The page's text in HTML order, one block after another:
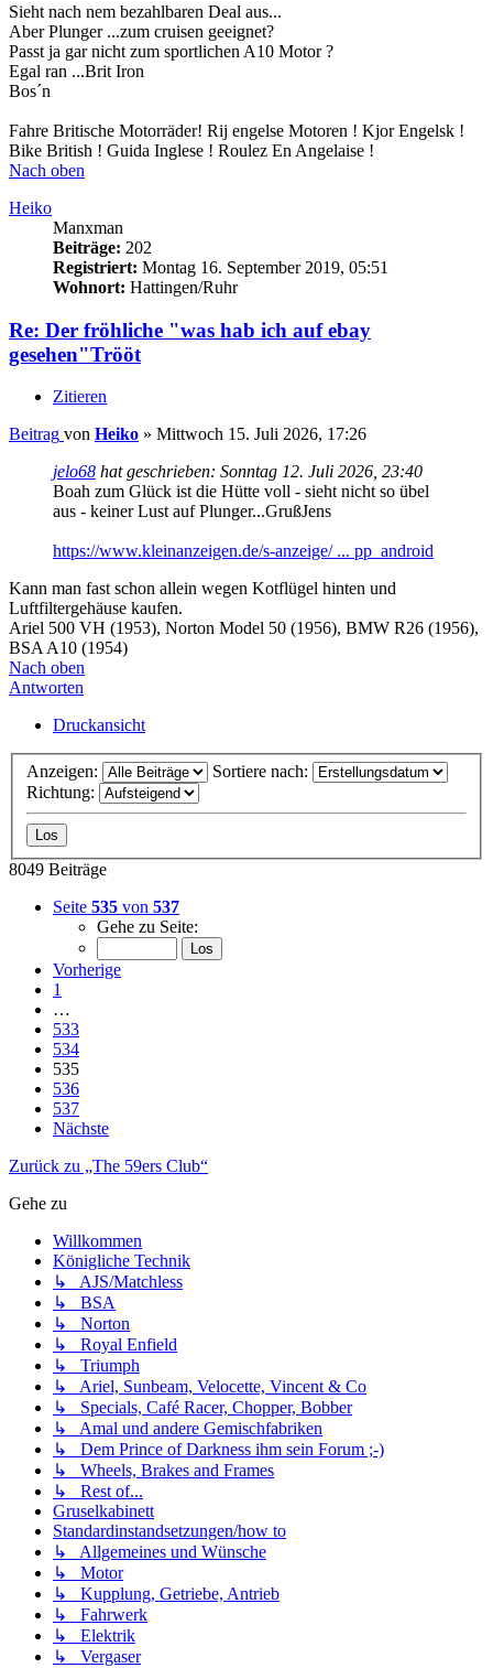
Sieht nach nem bezahlbaren Deal aus...
Aber Plunger ...zum cruisen geeignet?
Passt ja gar nicht zum sportlichen A10 Motor ?
Egal ran ...Brit Iron
Bos´n
Fahre Britische Motorräder! Rij engelse Motoren ! Kjor Engelsk !
Bike British ! Guida Inglese ! Roulez En Angelaise !
Nach oben
Heiko
Manxman
Beiträge: 202
Registriert: Montag 16. September 2019, 05:51
Wohnort: Hattingen/Ruhr
Re: Der fröhliche "was hab ich auf ebay
gesehen"Trööt
Zitieren
Beitrag von Heiko » Mittwoch 15. Juli 2026, 17:26
jelo68 hat geschrieben: Sonntag 12. Juli 2026, 23:40
Boah zum Glück ist die Hütte voll - sieht nicht so übel
aus - keiner Lust auf Plunger...GrußJens
https://www.kleinanzeigen.de/s-anzeige/ ... pp_android
Kann man fast schon allein wegen Kotflügel hinten und
Luftfiltergehäuse kaufen.
Ariel 500 VH (1953), Norton Model 50 (1956), BMW R26 (1956),
BSA A10 (1954)
Nach oben
Antworten
Druckansicht
Anzeigen:
Sortiere nach:
Richtung:
8049 Beiträge
Seite 535 von 537
Gehe zu Seite:
Vorherige
1
…
533
534
535
536
537
Nächste
Zurück zu „The 59ers Club“
Gehe zu
Willkommen
Königliche Technik
↳ AJS/Matchless
↳ BSA
↳ Norton
↳ Royal Enfield
↳ Triumph
↳ Ariel, Sunbeam, Velocette, Vincent & Co
↳ Specials, Café Racer, Chopper, Bobber
↳ Amal und andere Gemischfabriken
↳ Dem Prince of Darkness ihm sein Forum ;-)
↳ Wheels, Brakes and Frames
↳ Rest of...
Gruselkabinett
Standardinstandsetzungen/how to
↳ Allgemeines und Wünsche
↳ Motor
↳ Kupplung, Getriebe, Antrieb
↳ Fahrwerk
↳ Elektrik
↳ Vergaser